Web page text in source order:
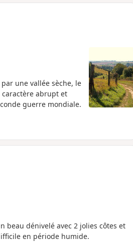
une vallée sèche, le
caractère abrupt et
guerre mondiale.
beau dénivelé avec 2 jolies côtes et
en période humide.